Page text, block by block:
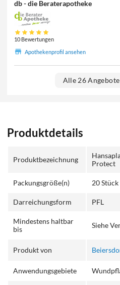
db - die Beraterapotheke
10 Bewertungen
Apothekenprofil ansehen
Alle 26 Angebote
Produktdetails
Produktbezeichnung
Protect
Packungsgröße(n) 20 Stück
Darreichungsform PFL
Mindestens haltbar
bis
Siehe
Produkt von
Anwendungsgebiete